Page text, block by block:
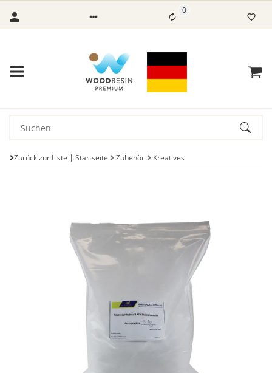
0
Zurück zur Liste Startseite Zubehör Kreatives